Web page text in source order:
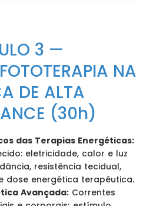
3 —
NA
DE ALTA
(30h)
das Terapias Energéticas:
eletricidade, calor e luz
resistência tecidual,
dose energética terapêutica.
Avançada:Correntes